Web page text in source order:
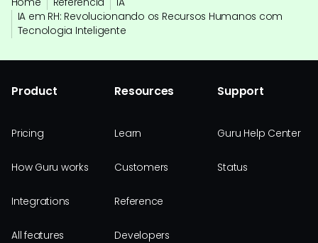
IA em RH: Revolucionando os Recursos Humanos com
Tecnologia Inteligente
Product
Pricing
How Guru works
Integrations
All features
Resources
Learn
Customers
Reference
Developers
Support
Guru Help Center
Status